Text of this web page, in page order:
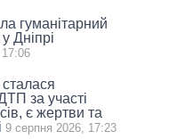
гуманітарний
Дніпрі
за участі
є жертви та
9 серпня 2026, 17:23